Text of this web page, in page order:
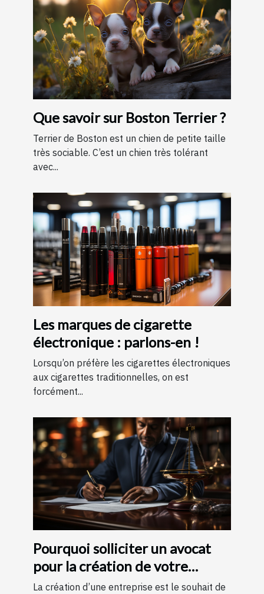
Que savoir sur Boston Terrier ?
Terrier de Boston est un chien de petite taille
très sociable. C’est un chien très tolérant
avec...
Les marques de cigarette
électronique : parlons-en !
Lorsqu’on préfère les cigarettes électroniques
aux cigarettes traditionnelles, on est
forcément...
Pourquoi solliciter un avocat
pour la création de votre
entreprise ?
La création d’une entreprise est le souhait de